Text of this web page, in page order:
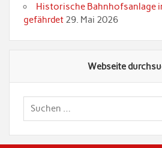
Historische Bahnhofsanlage
gefährdet 29. Mai 2026
Webseite